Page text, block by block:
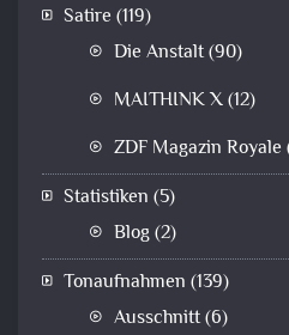
Satire (119)
Die Anstalt(90)
MAITHINK X(12)
ZDF Magazin Royale
Statistiken (5)
Blog(2)
Tonaufnahmen (139)
Ausschnitt(6)